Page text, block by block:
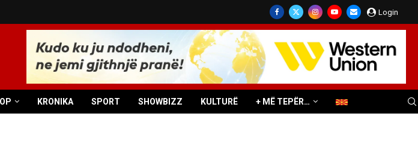
Login
KRONIKA SPORT SHOWBIZZ KULTURË + MË TEPËR…